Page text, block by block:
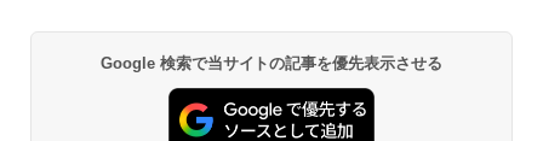
Google 検索で当サイトの記事を優先表示させる